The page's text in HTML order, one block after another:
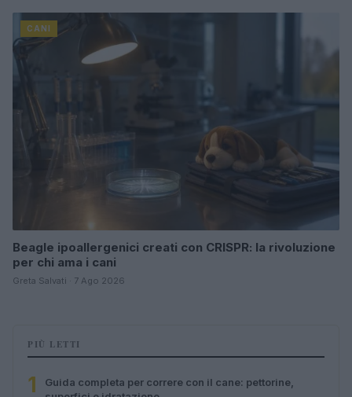
CANI
Beagle ipoallergenici creati con CRISPR: la rivoluzione
per chi ama i cani
Greta Salvati · 7 Ago 2026
PIÙ LETTI
1
Guida completa per correre con il cane: pettorine,